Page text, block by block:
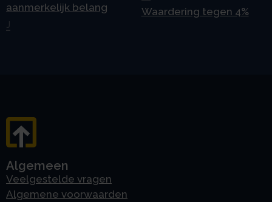
aanmerkelijk belang
Waardering tegen 4%
Algemeen
Veelgestelde vragen
Algemene voorwaarden